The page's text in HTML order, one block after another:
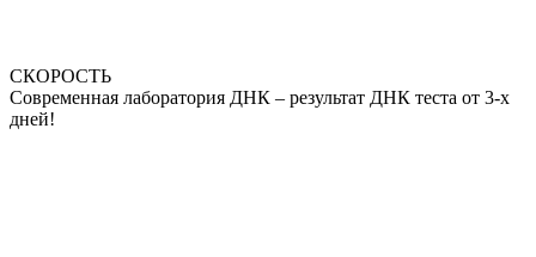
СКОРОСТЬ
Современная лаборатория ДНК – результат ДНК теста от 3-х
дней!